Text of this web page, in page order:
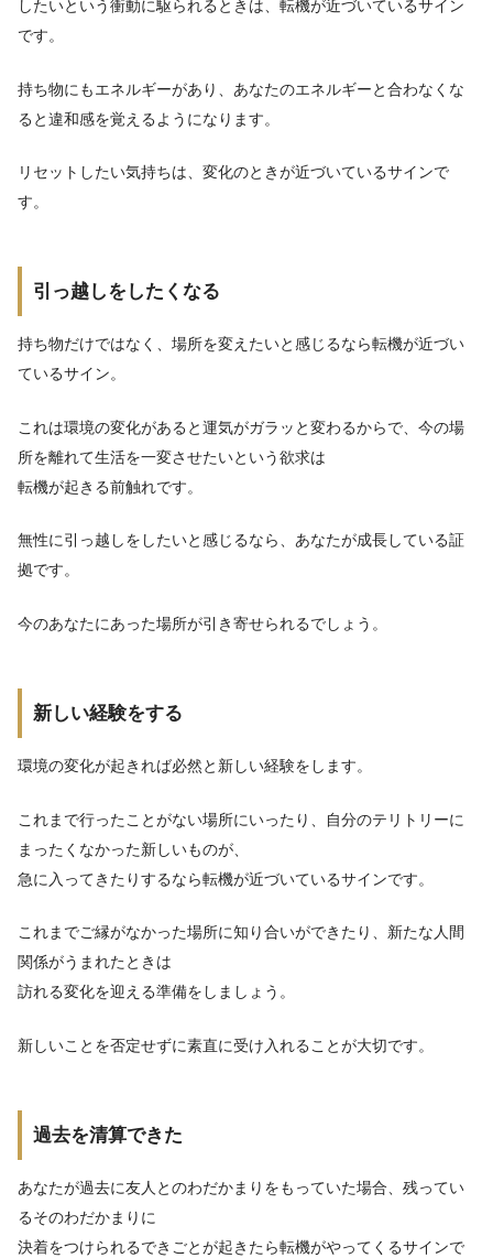
したいという衝動に駆られるときは、転機が近づいているサイン
です。
持ち物にもエネルギーがあり、あなたのエネルギーと合わなくな
ると違和感を覚えるようになります。
リセットしたい気持ちは、変化のときが近づいているサインで
す。
引っ越しをしたくなる
持ち物だけではなく、場所を変えたいと感じるなら転機が近づい
ているサイン。
これは環境の変化があると運気がガラッと変わるからで、今の場
所を離れて生活を一変させたいという欲求は
転機が起きる前触れです。
無性に引っ越しをしたいと感じるなら、あなたが成長している証
拠です。
今のあなたにあった場所が引き寄せられるでしょう。
新しい経験をする
環境の変化が起きれば必然と新しい経験をします。
これまで行ったことがない場所にいったり、自分のテリトリーに
まったくなかった新しいものが、
急に入ってきたりするなら転機が近づいているサインです。
これまでご縁がなかった場所に知り合いができたり、新たな人間
関係がうまれたときは
訪れる変化を迎える準備をしましょう。
新しいことを否定せずに素直に受け入れることが大切です。
過去を清算できた
あなたが過去に友人とのわだかまりをもっていた場合、残ってい
るそのわだかまりに
決着をつけられるできごとが起きたら転機がやってくるサインで